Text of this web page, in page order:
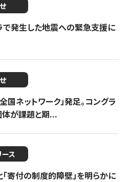
で発生した地震への緊急支援に
ネットワーク」発足。コングラ
体が課題と期...
ース
「寄付の制度的障壁」を明らかに